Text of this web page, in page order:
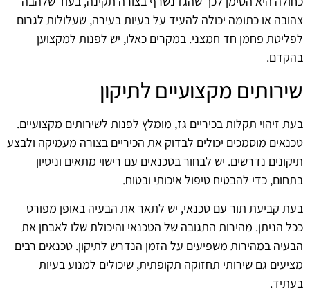
צהובה או כתומה יכולה להעיד על בעיות בעירה, שעלולות לגרום
לפליטת פחמן חד חמצני. במקרים כאלו, יש לפנות למקצוען
בהקדם.
שירותים מקצועיים לתיקון
בעת זיהוי תקלות בכיריים גז, מומלץ לפנות לשירותים מקצועיים.
טכנאים מוסמכים יכולים לבדוק את הכיריים בצורה מעמיקה ולבצע
תיקונים נדרשים. יש לבחור בטכנאים עם רישוי מתאים וניסיון
בתחום, כדי להבטיח טיפול איכותי ובטוח.
בעת קביעת תור עם טכנאי, יש לתאר את הבעיה באופן מפורט
ככל הניתן. מהירות התגובה של הטכנאי והיכולת שלו לאבחן את
הבעיה במהירות משפיעים על הזמן הנדרש לתיקון. טכנאים רבים
מציעים גם שירותי תחזוקה תקופתית, שיכולים למנוע בעיות
בעתיד.